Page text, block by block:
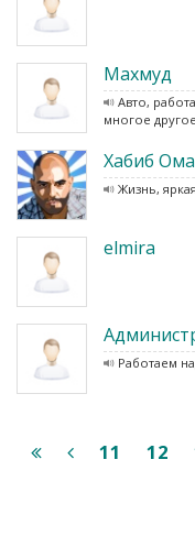
Махмуд
Авто,
многое
Хабиб
Жизнь,
elmira
Работаем
11 12